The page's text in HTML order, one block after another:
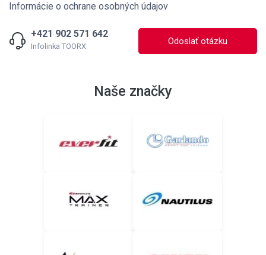
Informácie o ochrane osobných údajov
+421 902 571 642
Infolinka TOORX Odoslať otázku
Naše značky